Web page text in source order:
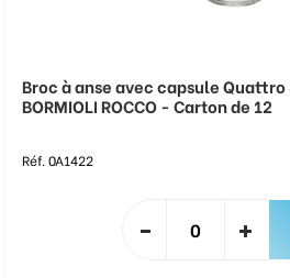
Broc à anse avec capsule
BORMIOLI ROCCO - Carton de 12
Réf. 0A1422